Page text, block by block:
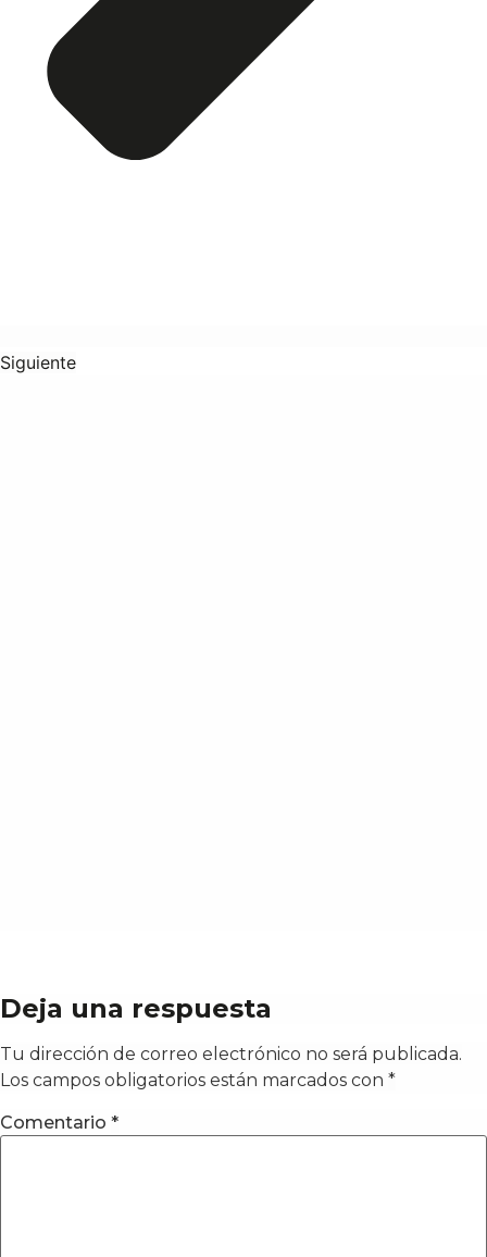
Siguiente
Deja una respuesta
Tu dirección de correo electrónico no será publicada.
Los campos obligatorios están marcados con *
Comentario *